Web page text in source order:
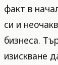
факт в
си и
бизнеса.
изискване